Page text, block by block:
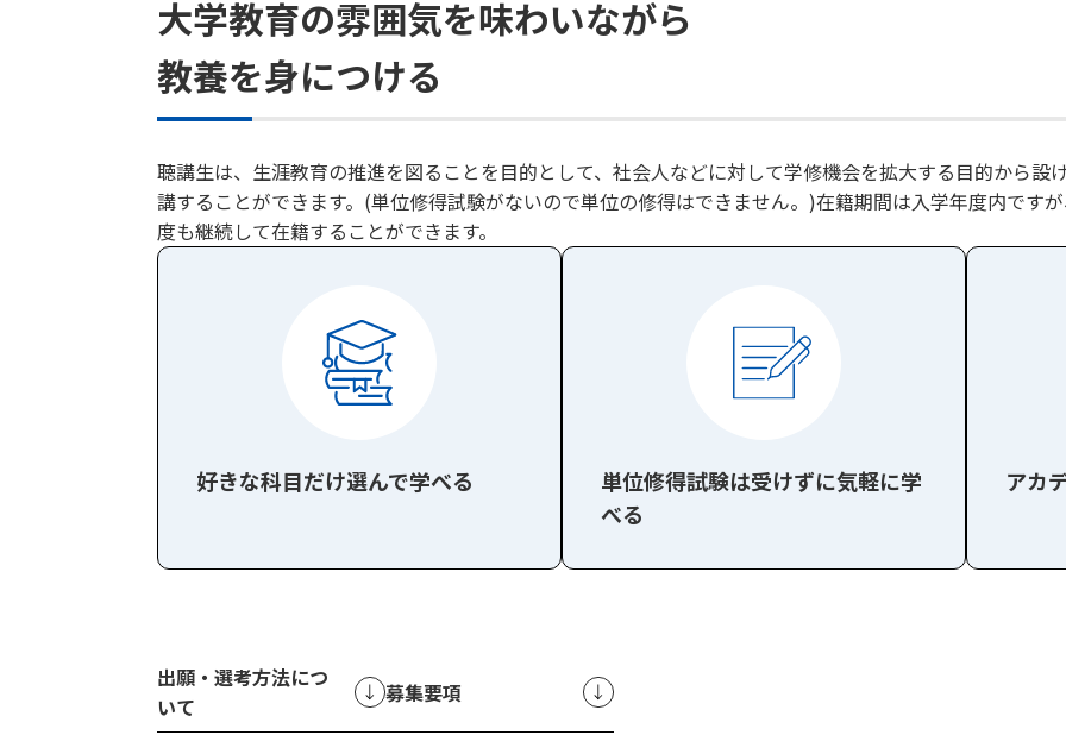
大学教育の雰囲気を味わいながら
教養を身につける
聴講生は、生涯教育の推進を図ることを目的として、社会人などに対して学修機会を拡大する目的から設
講することができます。(単位修得試験がないので単位の修得はできません。)在籍期間は入学年度内です
度も継続して在籍することができます。
好きな科目だけ選んで学べる
単位修得試験は受けずに気軽に学
べる
アカ
出願・選考方法につ
いて
募集要項